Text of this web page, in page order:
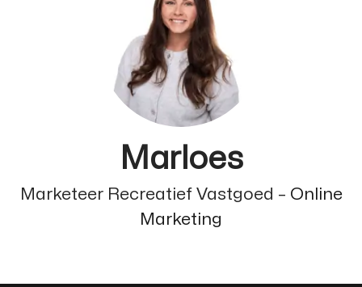
Marloes
Marketeer Recreatief Vastgoed – Online
Marketing